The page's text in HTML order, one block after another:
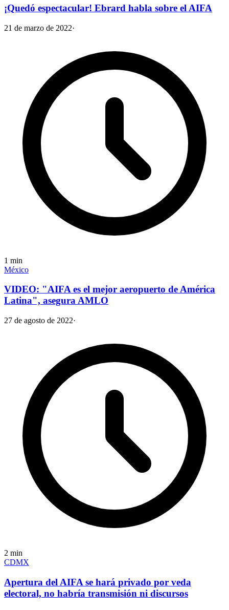
¡Quedó espectacular! Ebrard habla sobre el AIFA
21 de marzo de 2022·
1 min
México
VIDEO: "AIFA es el mejor aeropuerto de América
Latina", asegura AMLO
27 de agosto de 2022·
2 min
CDMX
Apertura del AIFA se hará privado por veda
electoral, no habría transmisión ni discursos